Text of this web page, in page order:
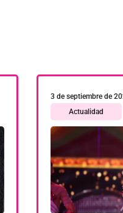
3 de septiembre de
Actualidad